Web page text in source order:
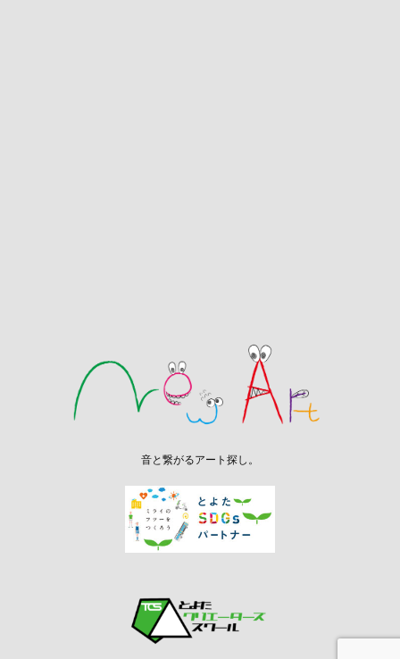
音と繋がるアート探し。